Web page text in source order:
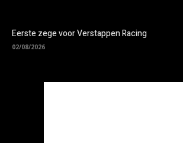
Eerste zege voor Verstappen Racing
02/08/2026